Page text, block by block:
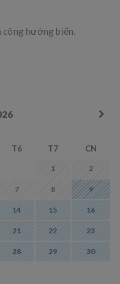
hướng biển.
T6 T7 CN
1 2
7 8 9
14 15 16
21 22 23
28 29 30